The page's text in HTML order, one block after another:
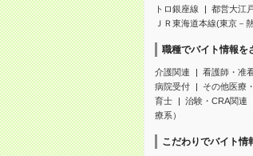
トロ銀座線
都営大江
ＪＲ東海道本線(東京－
職種でバイト情報を
介護関連 看護師・准
病院受付
その他医療
育士
治験・CRA関連
療系）
こだわりでバイト情